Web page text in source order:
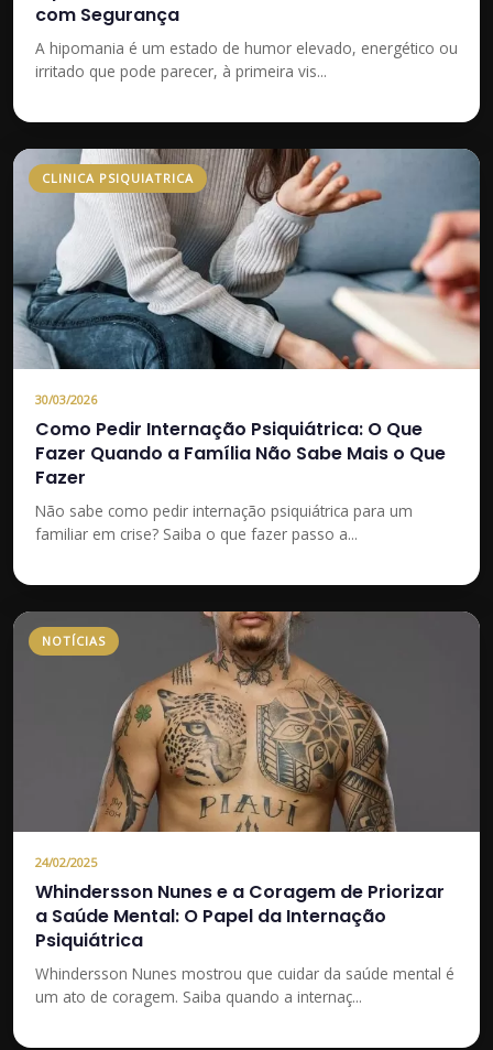
com Segurança
A hipomania é um estado de humor elevado, energético ou
irritado que pode parecer, à primeira vis...
CLINICA PSIQUIATRICA
30/03/2026
Como Pedir Internação Psiquiátrica: O Que
Fazer Quando a Família Não Sabe Mais o Que
Fazer
Não sabe como pedir internação psiquiátrica para um
familiar em crise? Saiba o que fazer passo a...
NOTÍCIAS
24/02/2025
Whindersson Nunes e a Coragem de Priorizar
a Saúde Mental: O Papel da Internação
Psiquiátrica
Whindersson Nunes mostrou que cuidar da saúde mental é
um ato de coragem. Saiba quando a internaç...